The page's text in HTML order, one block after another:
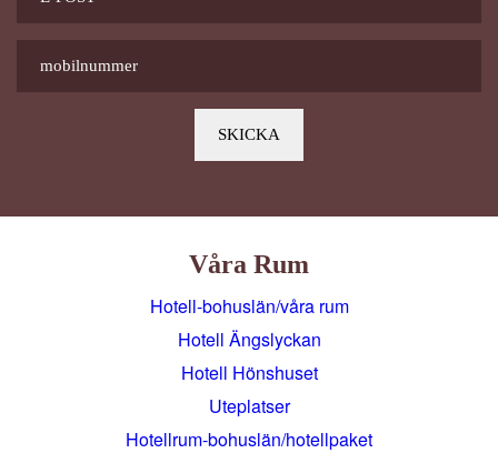
Våra Rum
Hotell-bohuslän/våra rum
Hotell Ängslyckan
Hotell Hönshuset
Uteplatser
Hotellrum-bohuslän/hotellpaket